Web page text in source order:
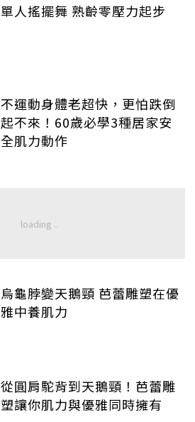
單人搖擺舞 熟齡零壓力起步
不運動身體老超快，更怕跌倒
起不來！60歲必學3種居家安
全肌力動作
烏龜脖變天鵝頸 芭蕾雕塑在優
雅中養肌力
從圓肩駝背到天鵝頸！芭蕾雕
塑讓你肌力與優雅同時擁有